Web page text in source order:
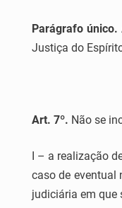
Parágrafo único.
Justiça do
Art. 7º. Não se
I – a realização
caso de eventual
judiciária em que